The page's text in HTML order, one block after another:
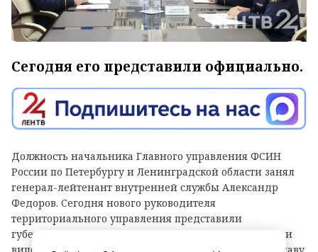
Сегодня его представили официально.
Должность начальника Главного управления ФСИН
России по Петербургу и Ленинградской области занял
генерал-лейтенант внутренней службы Александр
Федоров. Сегодня нового руководителя
территориального управления представили
губернатору Северной столицы Александру Беглову и